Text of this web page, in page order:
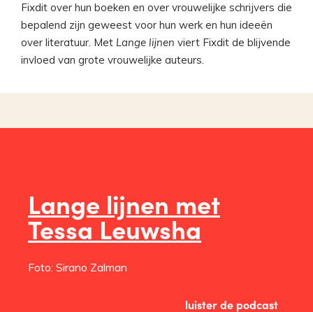
Fixdit over hun boeken en over vrouwelijke schrijvers die
bepalend zijn geweest voor hun werk en hun ideeën
over literatuur. Met Lange lijnen viert Fixdit de blijvende
invloed van grote vrouwelijke auteurs.
Lange lijnen met
Tessa Leuwsha
Foto: Sirano Zalman
luister de podcast